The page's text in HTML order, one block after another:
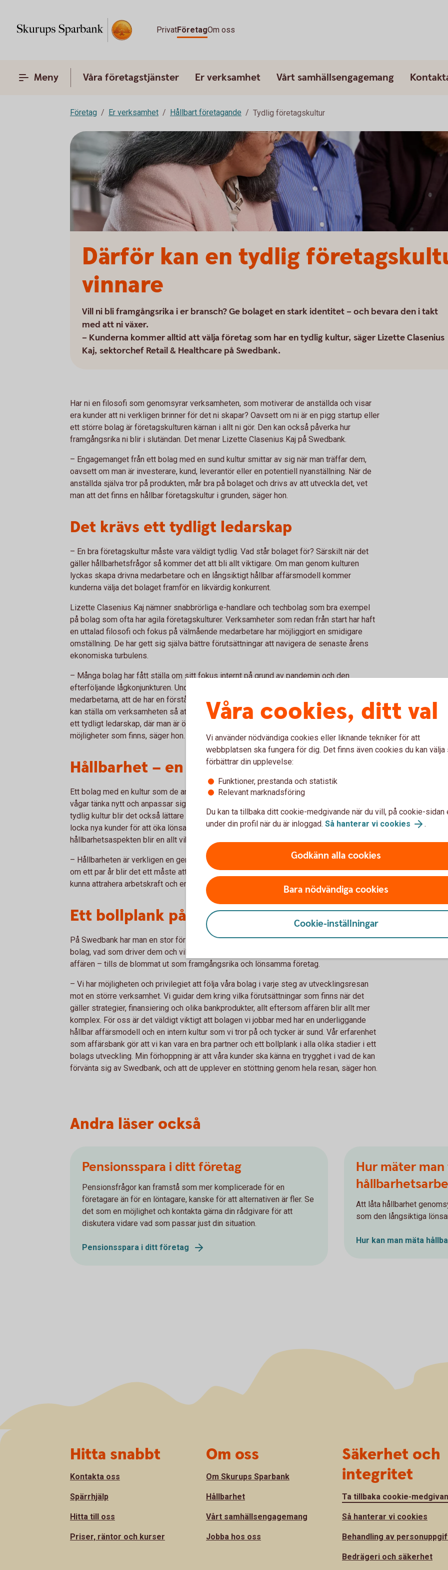
PrivatFöretagOm oss
Meny Våra företagstjänster Er verksamhet Vårt samhällsengagemang
Företag Er verksamhet Hållbart företagande Tydlig företagskultur
Därför kan en tydlig
vinnare
Vill ni bli framgångsrika i er bransch? Ge bolaget en stark identitet – och bevara den i takt
med att ni växer.
– Kunderna kommer alltid att välja företag som har en tydlig kultur, säger Lizette Clasenius
Kaj, sektorchef Retail & Healthcare på Swedbank.
Har ni en filosofi som genomsyrar verksamheten, som motiverar de anställda och visar
era kunder att ni verkligen brinner för det ni skapar? Oavsett om ni är en pigg startup eller
ett större bolag är företagskulturen kärnan i allt ni gör. Den kan också påverka hur
framgångsrika ni blir i slutändan. Det menar Lizette Clasenius Kaj på Swedbank.
– Engagemanget från ett bolag med en sund kultur smittar av sig när man träffar dem,
oavsett om man är investerare, kund, leverantör eller en potentiell nyanställning. När de
anställda själva tror på produkten, mår bra på bolaget och drivs av att utveckla det, vet
man att det finns en hållbar företagskultur i grunden, säger hon.
Det krävs ett tydligt ledarskap
– En bra företagskultur måste vara väldigt tydlig. Vad står bolaget för? Särskilt när det
gäller hållbarhetsfrågor så kommer det att bli allt viktigare. Om man genom kulturen
lyckas skapa drivna medarbetare och en långsiktigt hållbar affärsmodell kommer
kunderna välja det bolaget framför en likvärdig konkurrent.
Lizette Clasenius Kaj nämner snabbrörliga e-handlare och techbolag som bra exempel
på bolag som ofta har agila företagskulturer. Verksamheter som redan från start har haft
en uttalad filosofi och fokus på välmående medarbetare har möjliggjort en smidigare
omställning. De har gett sig själva bättre förutsättningar att navigera de senaste årens
ekonomiska turbulens.
– Många bolag har fått ställa om sitt fokus internt på grund av pandemin och den
efterföljande lågkonjunkturen. Under sådana omställningar är det viktigt att få med sig
medarbetarna, att de har en förståelse för vilka måsten företaget står inför och hur man
kan ställa om verksamheten så att den blir konkurrensmässig och lönsam. Här krävs det
ett tydligt ledarskap, där man är öppen med utmaningarna man står inför men också vilka
möjligheter som finns, säger hon.
Hållbarhet – en generationsfråga
Ett bolag med en kultur som de anställda skriver under på är mer förändringsbenäget,
vågar tänka nytt och anpassar sig efter förutsättningarna som finns här och nu. Med en
tydlig kultur blir det också lättare att locka rätt talanger för att driva förändringen, och att
locka nya kunder för att öka lönsamheten. Lizette Clasenius Kaj noterar också att
hållbarhetsaspekten blir en allt viktigare del av företagskulturen.
– Hållbarheten är verkligen en generationsfråga. Än så länge är det “nice to have”, men
om ett par år blir det ett måste att ha hållbarheten integrerad i hela verksamheten för att
kunna attrahera arbetskraft och erbjuda en gångbar produkt till marknaden, säger hon.
Ett bollplank på resan
På Swedbank har man en stor förståelse för dagens snabbrörliga och snabbväxande
bolag, vad som driver dem och vilka behov som finns inom verksamheten, från första
affären – tills de blommat ut som framgångsrika och lönsamma företag.
– Vi har möjligheten och privilegiet att följa våra bolag i varje steg av utvecklingsresan
mot en större verksamhet. Vi guidar dem kring vilka förutsättningar som finns när det
gäller strategier, finansiering och olika bankprodukter, allt eftersom affären blir allt mer
komplex. För oss är det väldigt viktigt att bolagen vi jobbar med har en underliggande
hållbar affärsmodell och en intern kultur som vi tror på och tycker är sund. Vår erfarenhet
som affärsbank gör att vi kan vara en bra partner och ett bollplank i alla olika stadier i ett
bolags utveckling. Min förhoppning är att våra kunder ska känna en trygghet i vad de kan
förvänta sig av Swedbank, och att de upplever en stöttning genom hela resan, säger hon.
Andra läser också
Pensionsspara i ditt företag
Pensionsfrågor kan framstå som mer komplicerade för en
företagare än för en löntagare, kanske för att alternativen är fler. Se
det som en möjlighet och kontakta gärna din rådgivare för att
diskutera vidare vad som passar just din situation.
Pensionsspara i ditt företag
Hur mäter
Att låta hållbarhet
som den långsiktiga
Hur kan man mäta
Våra cookies, ditt val
Vi använder nödvändiga cookies eller liknande tekniker för att
webbplatsen ska fungera för dig. Det finns även cookies du kan välja
förbättrar din upplevelse:
Funktioner, prestanda och statistik
Relevant marknadsföring
Du kan ta tillbaka ditt cookie-medgivande när du vill, på cookie-sidan
under din profil när du är inloggad. Så hanterar vi cookies .
Godkänn alla cookies
Bara nödvändiga cookies
Cookie-inställningar
Hitta snabbt
Kontakta oss
Spärrhjälp
Hitta till oss
Priser, räntor och kurser
Om oss
Om Skurups Sparbank
Hållbarhet
Vårt samhällsengagemang
Jobba hos oss
Säkerhet och
integritet
Ta tillbaka cookie-
Så hanterar vi cookies
Behandling av
Bedrägeri och säkerhet